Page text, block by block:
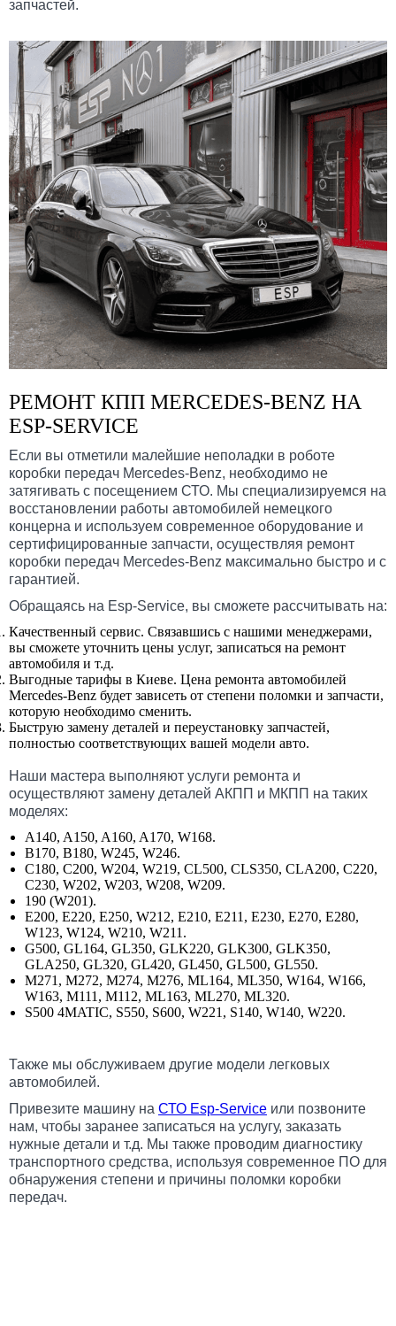
запчастей.
РЕМОНТ КПП MERCEDES-BENZ НА
ESP-SERVICE
Если вы отметили малейшие неполадки в роботе
коробки передач Mercedes-Benz, необходимо не
затягивать с посещением СТО. Мы специализируемся на
восстановлении работы автомобилей немецкого
концерна и используем современное оборудование и
сертифицированные запчасти, осуществляя ремонт
коробки передач Mercedes-Benz максимально быстро и с
гарантией.
Обращаясь на Esp-Service, вы сможете рассчитывать на:
Качественный сервис. Связавшись с нашими менеджерами,
вы сможете уточнить цены услуг, записаться на ремонт
автомобиля и т.д.
Выгодные тарифы в Киеве. Цена ремонта автомобилей
Mercedes-Benz будет зависеть от степени поломки и запчасти,
которую необходимо сменить.
Быструю замену деталей и переустановку запчастей,
полностью соответствующих вашей модели авто.
Наши мастера выполняют услуги ремонта и
осуществляют замену деталей АКПП и МКПП на таких
моделях:
A140, A150, A160, A170, W168.
B170, B180, W245, W246.
C180, C200, W204, W219, CL500, CLS350, CLA200, C220,
C230, W202, W203, W208, W209.
190 (W201).
E200, E220, E250, W212, E210, E211, E230, E270, E280,
W123, W124, W210, W211.
G500, GL164, GL350, GLK220, GLK300, GLK350,
GLA250, GL320, GL420, GL450, GL500, GL550.
M271, M272, M274, M276, ML164, ML350, W164, W166,
W163, M111, M112, ML163, ML270, ML320.
S500 4MATIC, S550, S600, W221, S140, W140, W220.
Также мы обслуживаем другие модели легковых
автомобилей.
Привезите машину на СТО Esp-Service или позвоните
нам, чтобы заранее записаться на услугу, заказать
нужные детали и т.д. Мы также проводим диагностику
транспортного средства, используя современное ПО для
обнаружения степени и причины поломки коробки
передач.